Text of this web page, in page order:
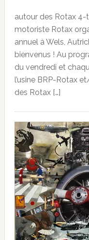
autour des Rotax 4-
motoriste Rotax
annuel à Wels,
bienvenus ! Au
du vendredi et
l’usine BRP-Rotax
des Rotax […]